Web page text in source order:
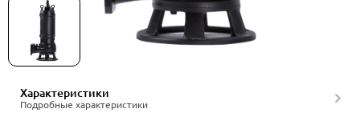
Характеристики
Подробные характеристики